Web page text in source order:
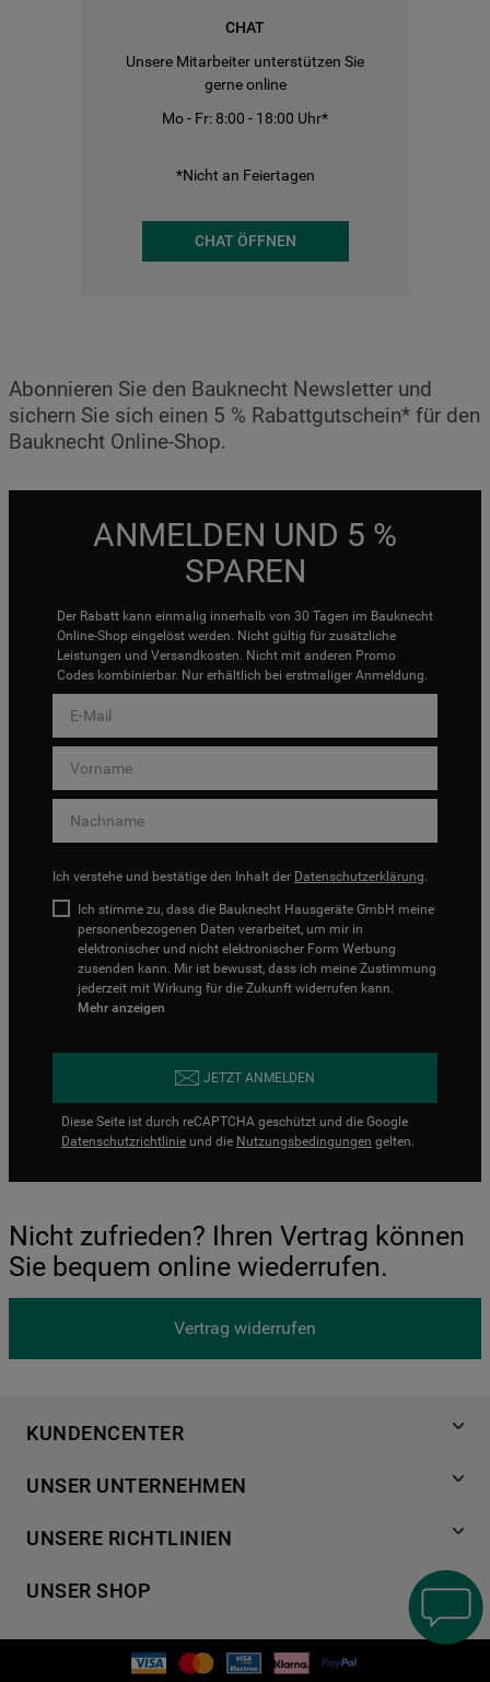
CHAT
Unsere Mitarbeiter unterstützen Sie
gerne online
Mo - Fr: 8:00 - 18:00 Uhr*
*Nicht an Feiertagen
CHAT ÖFFNEN
Abonnieren Sie den Bauknecht Newsletter und
sichern Sie sich einen 5 % Rabattgutschein* für den
Bauknecht Online-Shop.
ANMELDEN UND 5 %
SPAREN
Der Rabatt kann einmalig innerhalb von 30 Tagen im Bauknecht
Online-Shop eingelöst werden. Nicht gültig für zusätzliche
Leistungen und Versandkosten. Nicht mit anderen Promo
Codes kombinierbar. Nur erhältlich bei erstmaliger Anmeldung.
Ich verstehe und bestätige den Inhalt der Datenschutzerklärung.
Ich stimme zu, dass die Bauknecht Hausgeräte GmbH meine
personenbezogenen Daten verarbeitet, um mir in
elektronischer und nicht elektronischer Form Werbung
zusenden kann. Mir ist bewusst, dass ich meine Zustimmung
jederzeit mit Wirkung für die Zukunft widerrufen kann.
Mehr anzeigen
JETZT ANMELDEN
Diese Seite ist durch reCAPTCHA geschützt und die Google
Datenschutzrichtlinie und die Nutzungsbedingungen gelten.
Nicht zufrieden? Ihren Vertrag können
Sie bequem online wiederrufen.
Vertrag widerrufen
KUNDENCENTER
Händlersuche
Häufige Fragen
Kontakt
UNSER UNTERNEHMEN
Für Händler
Karriere
UNSERE RICHTLINIEN
Cookies
UNSER SHOP
Geschirrspüler